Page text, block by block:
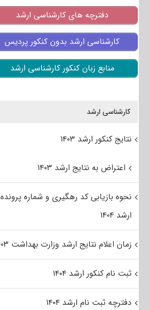
دفترچه های کارشناسی ارشد
کارشناسی ارشد بدون کنکور پردیس
منابع زبان کنکور کارشناسی ارشد
کارشناسی ارشد
نتایج کنکور ارشد ۱۴۰۳
اعتراض به نتایج ارشد ۱۴۰۳
نحوه بازیابی کد رهگیری و شماره پرونده
ارشد ۱۴۰۴
زمان اعلام نتایج ارشد وزارت بهداشت ۱۴۰۳
ثبت نام کنکور ارشد ۱۴۰۴
دفترچه ثبت نام ارشد ۱۴۰۴